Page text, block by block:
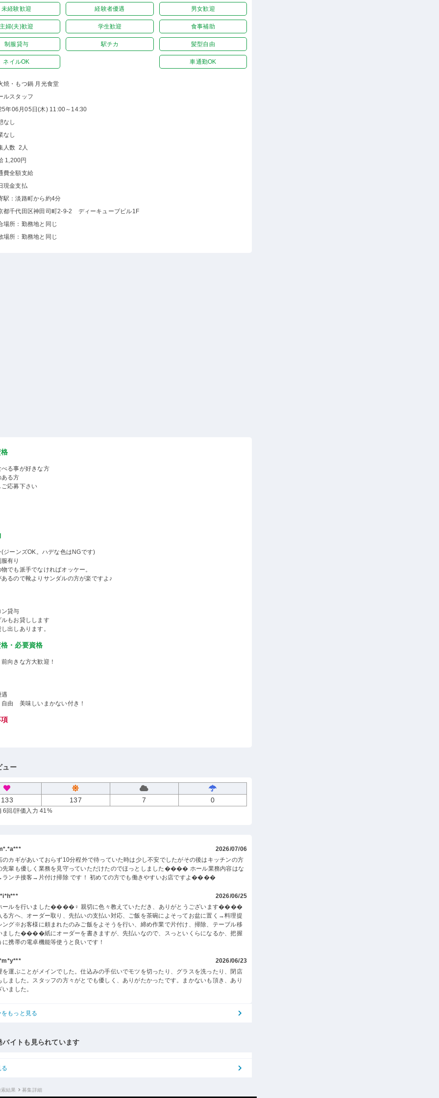
未経験歓迎 経験者優遇 男女歓迎
婦(夫)歓迎 学生歓迎 食事補助
制服貸与 駅チカ 髪型自由
ネイルOK 車通勤OK
焼・もつ鍋 月光食堂
ルスタッフ
年06月05日(木) 11:00～14:30
なし
なし
人数 2人
1,200円
費全額支給
現金支払
駅：淡路町から約4分
都千代田区神田司町2-9-2 ディーキューブビル1F
場所：勤務地と同じ
場所：勤務地と同じ
る事が好きな方
る方
応募下さい
ジーンズOK。ハデな色はNGです)
有り
でも派手でなければオッケー。
るので靴よりサンダルの方が楽ですよ♪
貸与
もお貸しします
出しあります。
・必要資格
向きな方大歓迎！
自由 美味しいまかない付き！
ュー
133 137 7 0
6回 /評価入力 41%
2026/07/06
のカギがあいておらず10分程外で待っていた時は少し不安でしたがその後はキッチンの方
先輩も優しく業務を見守っていただけたのでほっとしました���� ホール業務内容はな
ランチ接客→片付け掃除 です！ 初めての方でも働きやすいお店ですよ����
2026/06/25
ールを行いました����‍♀️ 親切に色々教えていただき、ありがとうございます����
る方へ、オーダー取り、先払いの支払い対応、ご飯を茶碗によそってお盆に置く→料理提
グ※お客様に頼まれたのみご飯をよそうを行い、締め作業で片付け、掃除、テーブル移
ました����紙にオーダーを書きますが、先払いなので、スっといくらになるか、把握
に携帯の電卓機能等使うと良いです！
2026/06/23
を運ぶことがメインでした。仕込みの手伝いでモツを切ったり、グラスを洗ったり、閉店
しました。スタッフの方々がとでも優しく、ありがたかったです。まかないも頂き、あり
ました。
もっと見る
バイトも見られています
索結果 募集詳細